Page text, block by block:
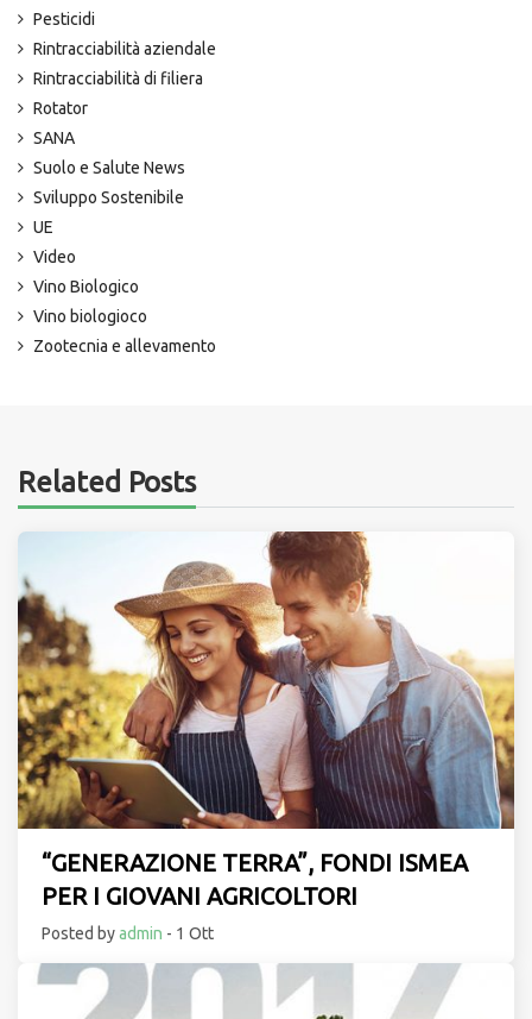
Pesticidi
Rintracciabilità aziendale
Rintracciabilità di filiera
Rotator
SANA
Suolo e Salute News
Sviluppo Sostenibile
UE
Video
Vino Biologico
Vino biologioco
Zootecnia e allevamento
Related Posts
“GENERAZIONE TERRA”, FONDI ISMEA
PER I GIOVANI AGRICOLTORI
Posted byadmin - 1 Ott